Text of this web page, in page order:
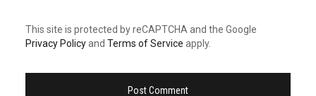
This site is protected by reCAPTCHA and the Google
Privacy Policyand Terms of Service apply.